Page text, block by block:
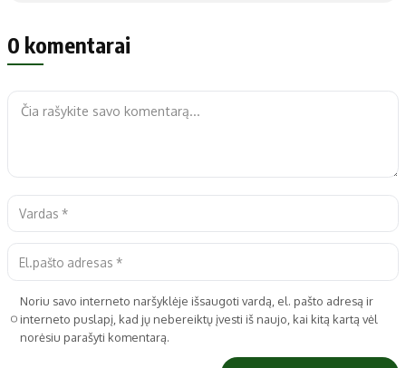
0 komentarai
Noriu savo interneto naršyklėje išsaugoti vardą, el. pašto adresą ir
interneto puslapį, kad jų nebereiktų įvesti iš naujo, kai kitą kartą vėl
norėsiu parašyti komentarą.